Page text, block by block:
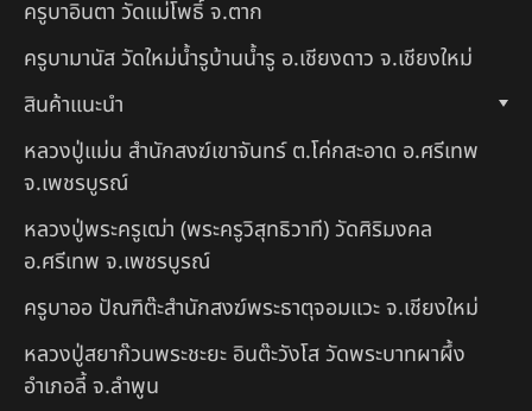
ครูบาอินตา วัดแม่โพธิ์ จ.ตาก
ครูบามานัส วัดใหม่น้ำรูบ้านน้ำรู อ.เชียงดาว จ.เชียงใหม่
สินค้าแนะนำ
หลวงปู่แม่น สำนักสงฆ์เขาจันทร์ ต.โค่กสะอาด อ.ศรีเทพ
จ.เพชรบูรณ์
หลวงปู่พระครูเฒ่า (พระครูวิสุทธิวาที) วัดศิริมงคล
อ.ศรีเทพ จ.เพชรบูรณ์
ครูบาออ ปัณฑิต๊ะสำนักสงฆ์พระธาตุจอมแวะ จ.เชียงใหม่
หลวงปู่สยาก๊วนพระชะยะ อินต๊ะวังโส วัดพระบาทผาผึ้ง
อำเภอลี้ จ.ลำพูน